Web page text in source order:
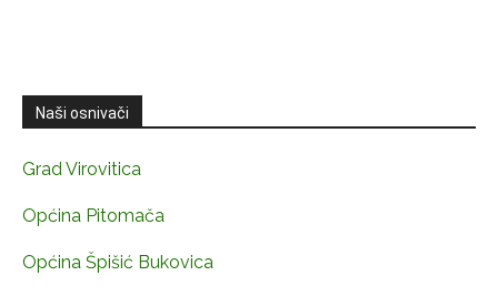
Naši osnivači
Grad Virovitica
Općina Pitomača
Općina Špišić Bukovica